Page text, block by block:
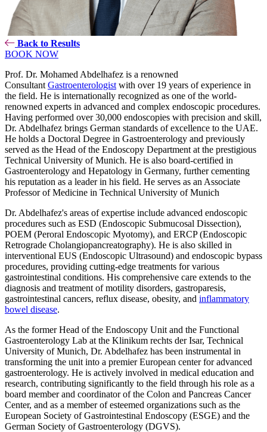
Back to Results
BOOK NOW
Prof. Dr. Mohamed Abdelhafez is a renowned
Consultant Gastroenterologist with over 19 years of experience in
the field. He is internationally recognized as one of the world-
renowned experts in advanced and complex endoscopic procedures.
Having performed over 30,000 endoscopies with precision and skill,
Dr. Abdelhafez brings German standards of excellence to the UAE.
He holds a Doctoral Degree in Gastroenterology and previously
served as the Head of the Endoscopy Department at the prestigious
Technical University of Munich. He is also board-certified in
Gastroenterology and Hepatology in Germany, further cementing
his reputation as a leader in his field. He serves as an Associate
Professor of Medicine in Technical University of Munich
Dr. Abdelhafez's areas of expertise include advanced endoscopic
procedures such as ESD (Endoscopic Submucosal Dissection),
POEM (Peroral Endoscopic Myotomy), and ERCP (Endoscopic
Retrograde Cholangiopancreatography). He is also skilled in
interventional EUS (Endoscopic Ultrasound) and endoscopic bypass
procedures, providing cutting-edge treatments for various
gastrointestinal conditions. His comprehensive care extends to the
diagnosis and treatment of motility disorders, gastroparesis,
gastrointestinal cancers, reflux disease, obesity, and inflammatory
bowel disease.
As the former Head of the Endoscopy Unit and the Functional
Gastroenterology Lab at the Klinikum rechts der Isar, Technical
University of Munich, Dr. Abdelhafez has been instrumental in
transforming the unit into a premier European center for advanced
gastroenterology. He is actively involved in medical education and
research, contributing significantly to the field through his role as a
board member and coordinator of the Colon and Pancreas Cancer
Center, and as a member of esteemed organizations such as the
European Society of Gastrointestinal Endoscopy (ESGE) and the
German Society of Gastroenterology (DGVS).